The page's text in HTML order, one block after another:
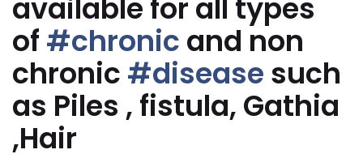
available for all types
of #chronic and non
chronic #disease such
as Piles , fistula, Gathia
,Hair